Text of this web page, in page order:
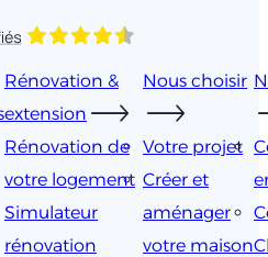
Rénovation &
extension
Rénovation de
votre logement
Simulateur
rénovation
Nous choisir
Votre projet
Créer et
aménager
votre maison